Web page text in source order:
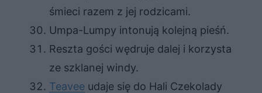
śmieci razem z jej rodzicami.
Umpa-Lumpy intonują kolejną pieśń.
Reszta gości wędruje dalej i korzysta
ze szklanej windy.
Teavee udaje się do Hali Czekolady